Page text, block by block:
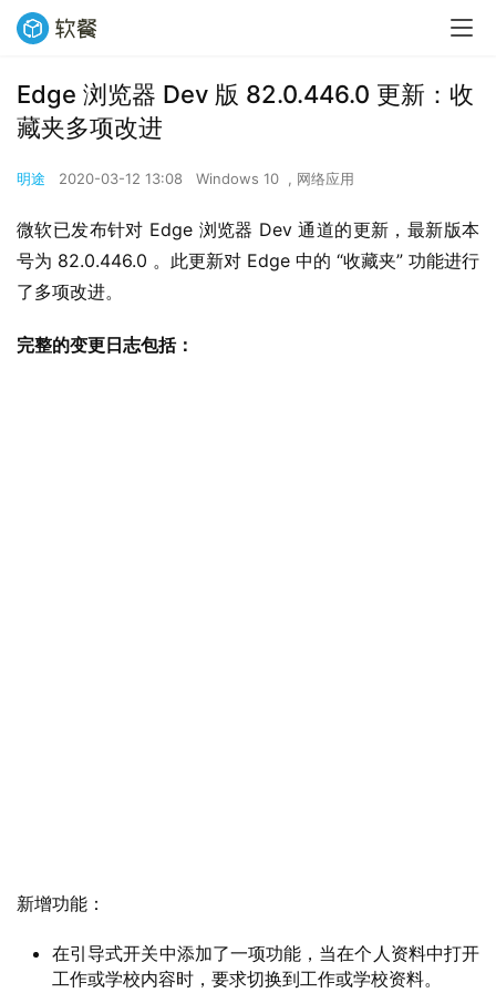
Edge 浏览器 Dev 版 82.0.446.0 更新：收
藏夹多项改进
明途 2020-03-12 13:08 Windows 10 , 网络应用
微软已发布针对 Edge 浏览器 Dev 通道的更新，最新版本
号为 82.0.446.0 。此更新对 Edge 中的 “收藏夹” 功能进行
了多项改进。
完整的变更日志包括：
新增功能：
在引导式开关中添加了一项功能，当在个人资料中打开
工作或学校内容时，要求切换到工作或学校资料。